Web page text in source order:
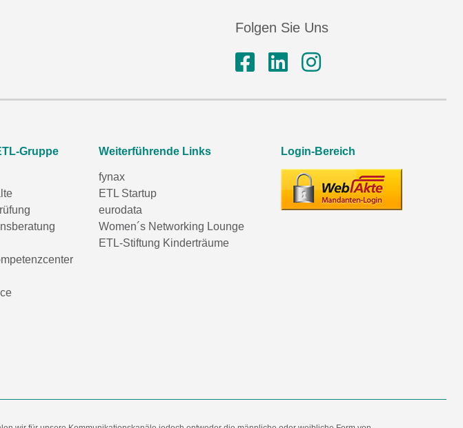
Folgen Sie Uns
Gruppe Weiterführende Links
fynax
ETL Startup
eurodata
Women´s Networking Lounge
ETL-Stiftung Kinderträume
Login-Bereich